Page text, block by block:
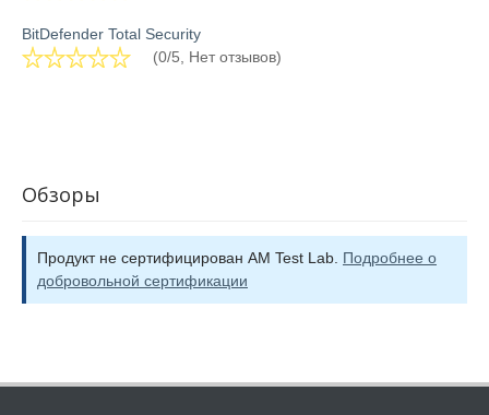
BitDefender Total Security
(0/5, Нет отзывов)
Обзоры
Продукт не сертифицирован AM Test Lab. Подробнее о
добровольной сертификации